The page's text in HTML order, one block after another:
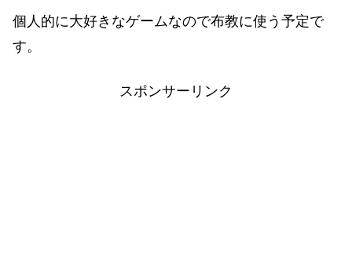
個人的に大好きなゲームなので布教に使う予定で
す。
スポンサーリンク